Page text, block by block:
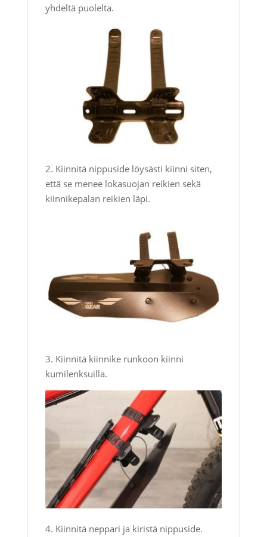
yhdeltä puolelta.
2. Kiinnitä nippuside löysästi kiinni siten,
että se menee lokasuojan reikien sekä
kiinnikepalan reikien läpi.
3. Kiinnitä kiinnike runkoon kiinni
kumilenksuilla.
4. Kiinnitä neppari ja kiristä nippuside.